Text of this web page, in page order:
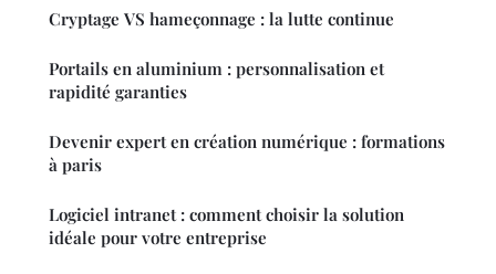
Cryptage VS hameçonnage : la lutte continue
Portails en aluminium : personnalisation et
rapidité garanties
Devenir expert en création numérique : formations
à paris
Logiciel intranet : comment choisir la solution
idéale pour votre entreprise